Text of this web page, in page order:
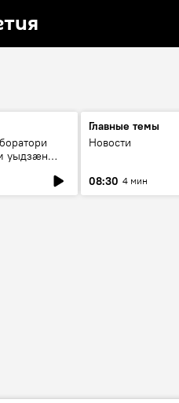
уыдзæн
Главные темы
Новости
08:30 4 мин